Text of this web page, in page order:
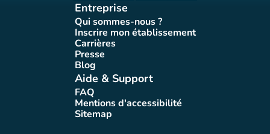
Entreprise
Qui sommes-nous ?
(nouvel onglet)
Inscrire mon établissement
(nouvel onglet)
Carrières(nouvel onglet)
Presse(nouvel onglet)
Blog(nouvel onglet)
Aide & Support
FAQ(nouvel onglet)
Mentions d'accessibilité
(nouvel onglet)
Sitemap(nouvel onglet)